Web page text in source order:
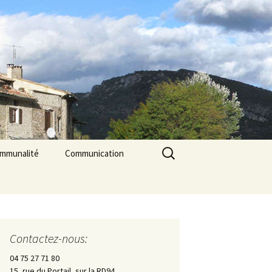
Communication
Les Pilles dans la presse
Rechercher :
Contactez-nous:
04 75 27 71 80